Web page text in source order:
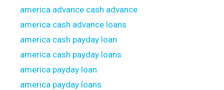
america advance cash advance
america cash advance loans
america cash payday loan
america cash payday loans
america payday loan
america payday loans